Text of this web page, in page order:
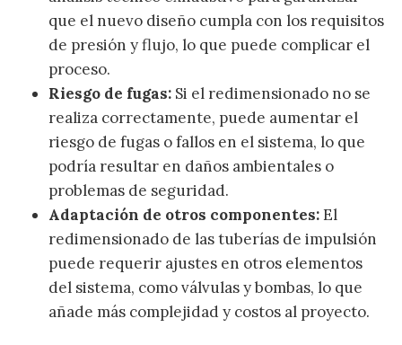
que el nuevo diseño cumpla con los requisitos
de presión y flujo, lo que puede complicar el
proceso.
Riesgo de fugas: Si el redimensionado no se
realiza correctamente, puede aumentar el
riesgo de fugas o fallos en el sistema, lo que
podría resultar en daños ambientales o
problemas de seguridad.
Adaptación de otros componentes:El
redimensionado de las tuberías de impulsión
puede requerir ajustes en otros elementos
del sistema, como válvulas y bombas, lo que
añade más complejidad y costos al proyecto.